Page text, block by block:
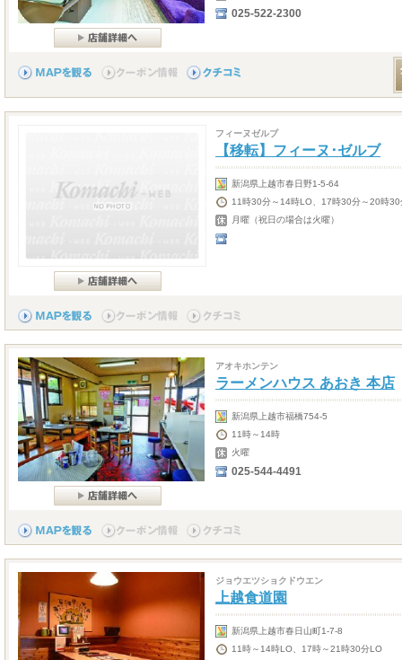
025-522-2300
フィーヌゼルブ
【移転】フィーヌ･ゼルブ
新潟県上越市春日野1-5-64
11時30分～14時LO、17時30分～20時30
月曜（祝日の場合は火曜）
アオキホンテン
ラーメンハウス あおき 本店
新潟県上越市福橋754-5
11時～14時
火曜
025-544-4491
ジョウエツショクドウエン
上越食道園
新潟県上越市春日山町1-7-8
11時～14時LO、17時～21時30分LO